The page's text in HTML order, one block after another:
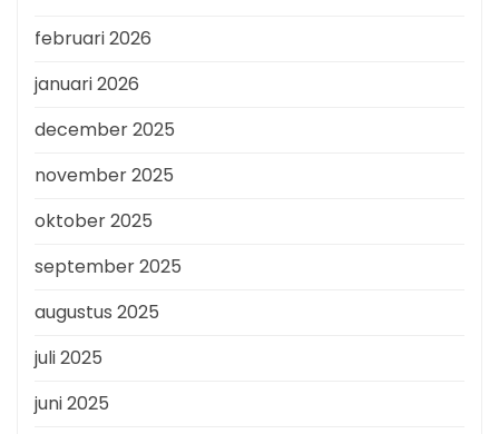
februari 2026
januari 2026
december 2025
november 2025
oktober 2025
september 2025
augustus 2025
juli 2025
juni 2025